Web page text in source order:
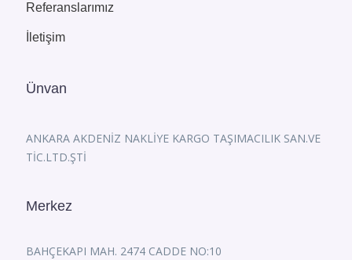
Referanslarımız
İletişim
Ünvan
ANKARA AKDENİZ NAKLİYE KARGO TAŞIMACILIK SAN.VE
TİC.LTD.ŞTİ
Merkez
BAHÇEKAPI MAH. 2474 CADDE NO:10